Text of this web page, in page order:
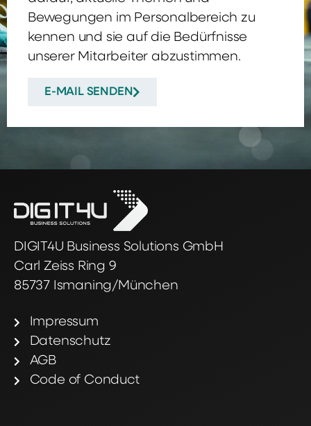
Bewegungen im Personalbereich zu
kennen und sie auf die Bedürfnisse
unserer Mitarbeiter abzustimmen.
E-MAIL SENDEN
DIGIT4U Business Solutions GmbH
Carl Zeiss Ring 9
85737 Ismaning/München
Impressum
Datenschutz
AGB
Code of Conduct